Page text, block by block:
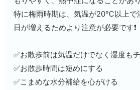
特に梅雨時期は、気温が20℃以上で
日が増えるためより注意が必要です❗
✅お散歩前は気温だけでなく湿度も
✅お散歩時間は短めにする
✅こまめな水分補給を心がける